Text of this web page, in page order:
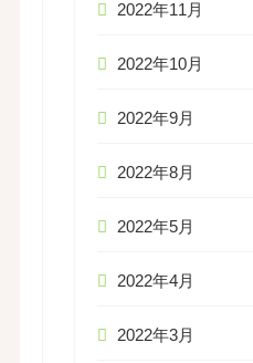
2022年11月
2022年10月
2022年9月
2022年8月
2022年5月
2022年4月
2022年3月